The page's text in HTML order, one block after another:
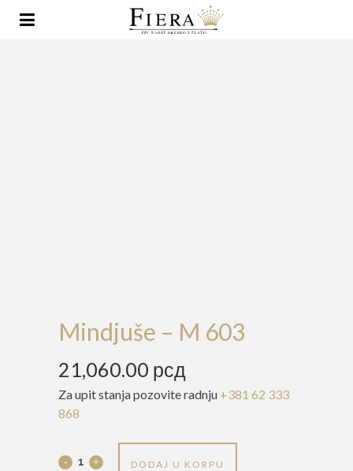
Mindjuše – M 603
21,060.00 рсд
Za upit stanja pozovite radnju +381 62 333
868
Mindjuše
DODAJ U KORPU